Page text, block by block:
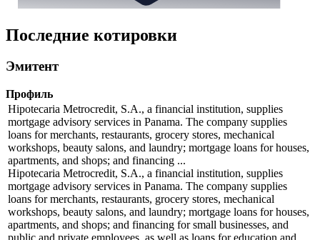
Эмитент
Профиль
Hipotecaria Metrocredit, S.A., a financial institution, supplies
mortgage advisory services in Panama. The company supplies
loans for merchants, restaurants, grocery stores, mechanical
workshops, beauty salons, and laundry; mortgage loans for houses,
apartments, and shops; and financing ...
Hipotecaria Metrocredit, S.A., a financial institution, supplies
mortgage advisory services in Panama. The company supplies